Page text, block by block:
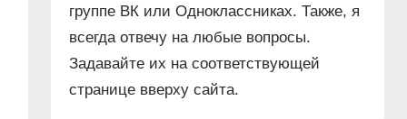
группе ВК или Одноклассниках. Также, я
всегда отвечу на любые вопросы.
Задавайте их на соответствующей
странице вверху сайта.